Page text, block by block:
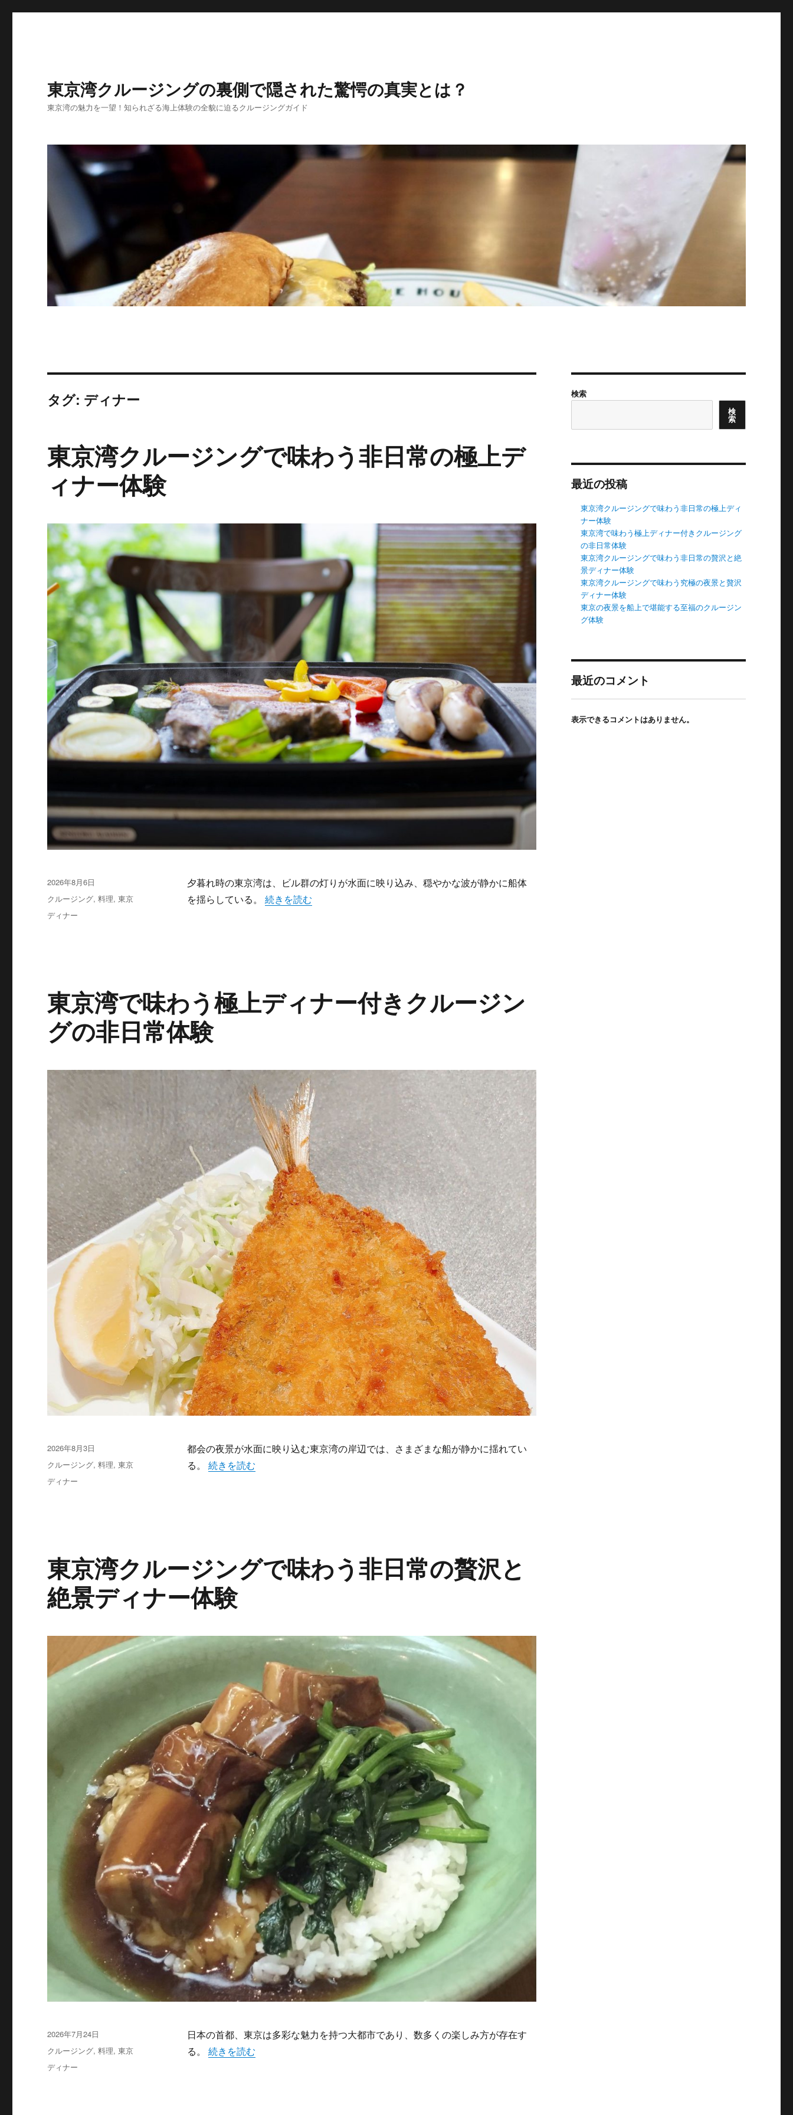
東京湾クルージングの裏側で隠された驚愕の真実とは？
東京湾の魅力を一望！知られざる海上体験の全貌に迫るクルージングガイド
タグ: ディナー
東京湾クルージングで味わう非日常の極上デ
ィナー体験
夕暮れ時の東京湾は、ビル群の灯りが水面に映り込み、穏やかな波が静かに船体
を揺らしている。 “東京湾クルージングで味わう非日常の極上ディナー体験” の
続きを読む
投
稿
日:
2026年8月6日
カ
テ
ゴ
クルージング,料理,東京
タ
ディナー
東京湾で味わう極上ディナー付きクルージン
グの非日常体験
都会の夜景が水面に映り込む東京湾の岸辺では、さまざまな船が静かに揺れてい
る。 “東京湾で味わう極上ディナー付きクルージングの非日常体験” の
続きを読む
投
稿
日:
2026年8月3日
カ
テ
ゴ
クルージング,料理,東京
タ
ディナー
東京湾クルージングで味わう非日常の贅沢と
絶景ディナー体験
日本の首都、東京は多彩な魅力を持つ大都市であり、数多くの楽しみ方が存在す
る。 “東京湾クルージングで味わう非日常の贅沢と絶景ディナー体験” の
続きを読む
投
稿
日:
2026年7月24日
カ
テ
ゴ
クルージング,料理,東京
タ
ディナー
検索
検
索
最近の投稿
東京湾クルージングで味わう非日常の極上ディ
ナー体験
東京湾で味わう極上ディナー付きクルージング
の非日常体験
東京湾クルージングで味わう非日常の贅沢と絶
景ディナー体験
東京湾クルージングで味わう究極の夜景と贅沢
ディナー体験
東京の夜景を船上で堪能する至福のクルージン
グ体験
最近のコメント
表示できるコメントはありません。